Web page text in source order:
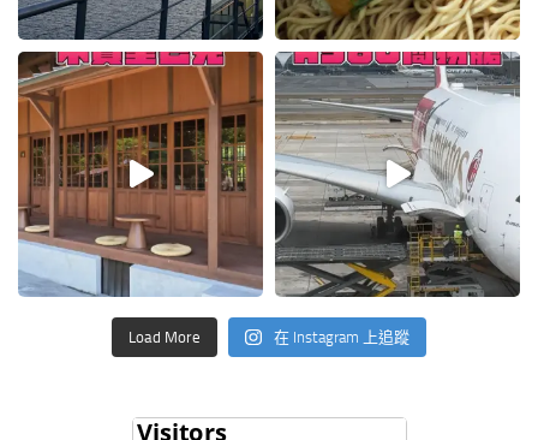
Load More 在 Instagram 上追蹤